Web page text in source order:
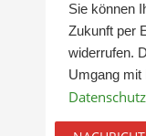
Sie können
Zukunft per
widerrufen.
Umgang mit